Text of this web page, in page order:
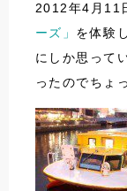
2012年4月11
ーズ」 を体験
にしか思って
ったのでちょ